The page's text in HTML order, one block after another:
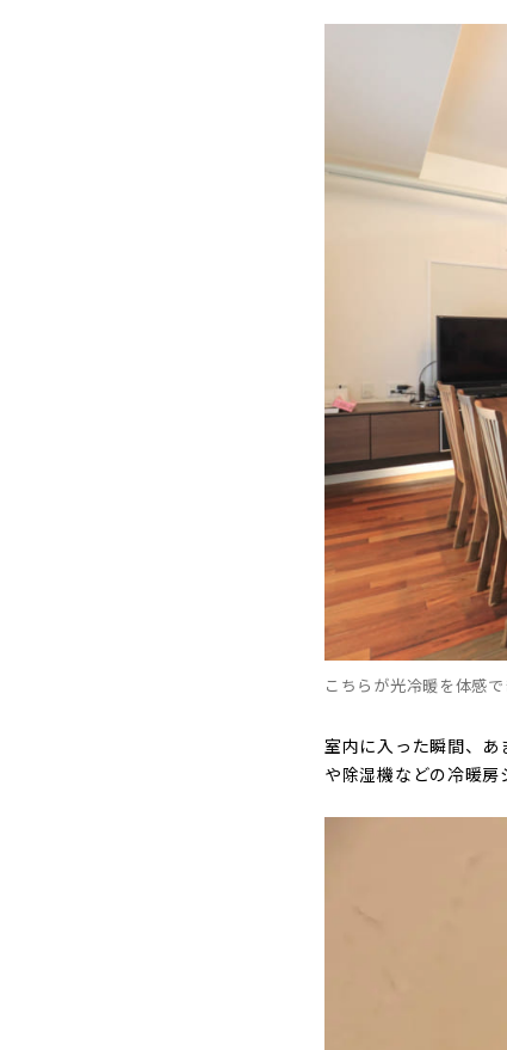
こちらが光冷暖を体感で
室内に入った瞬間、
や除湿機などの冷暖房